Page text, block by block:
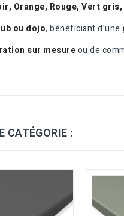
Orange, Rouge, Vert
ou dojo, bénéficiant d’une
sur mesureou de
CATÉGORIE :